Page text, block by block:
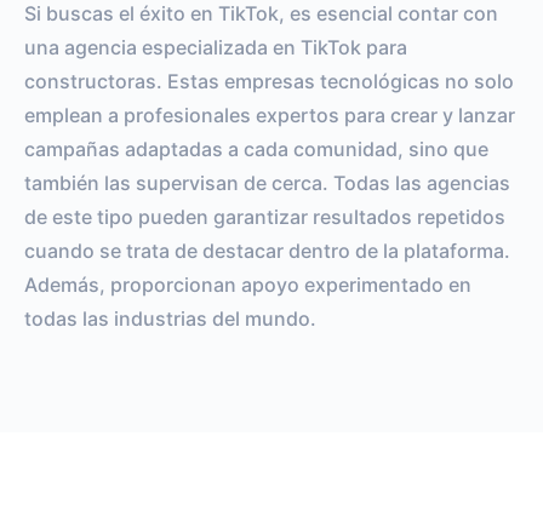
Si buscas el éxito en TikTok, es esencial contar con
una agencia especializada en TikTok para
constructoras. Estas empresas tecnológicas no solo
emplean a profesionales expertos para crear y lanzar
campañas adaptadas a cada comunidad, sino que
también las supervisan de cerca. Todas las agencias
de este tipo pueden garantizar resultados repetidos
cuando se trata de destacar dentro de la plataforma.
Además, proporcionan apoyo experimentado en
todas las industrias del mundo.